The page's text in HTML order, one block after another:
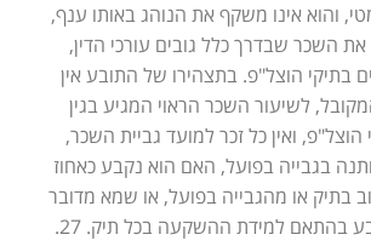
והוא אינו משקף את הנוהג באותו ענף,
את השכר שבדרך כלל גובים עורכי הדין,
בתיקי הוצל"פ. בתצהירו של התובע אין
לשיעור השכר הראוי המגיע בגין
הוצל"פ, ואין כל זכר למועד גביית השכר,
בגבייה בפועל, האם הוא נקבע כאחוז
בתיק או מהגבייה בפועל, או שמא מדובר
בשכר שנקבע בהתאם למידת ההשקעה בכל תיק. 27.